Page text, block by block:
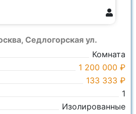
Седлогорская ул.
Комната
1 200 000 ₽
133 333 ₽
1
Изолированные